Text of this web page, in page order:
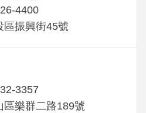
4400
區振興街45號
3357
區樂群二路189號